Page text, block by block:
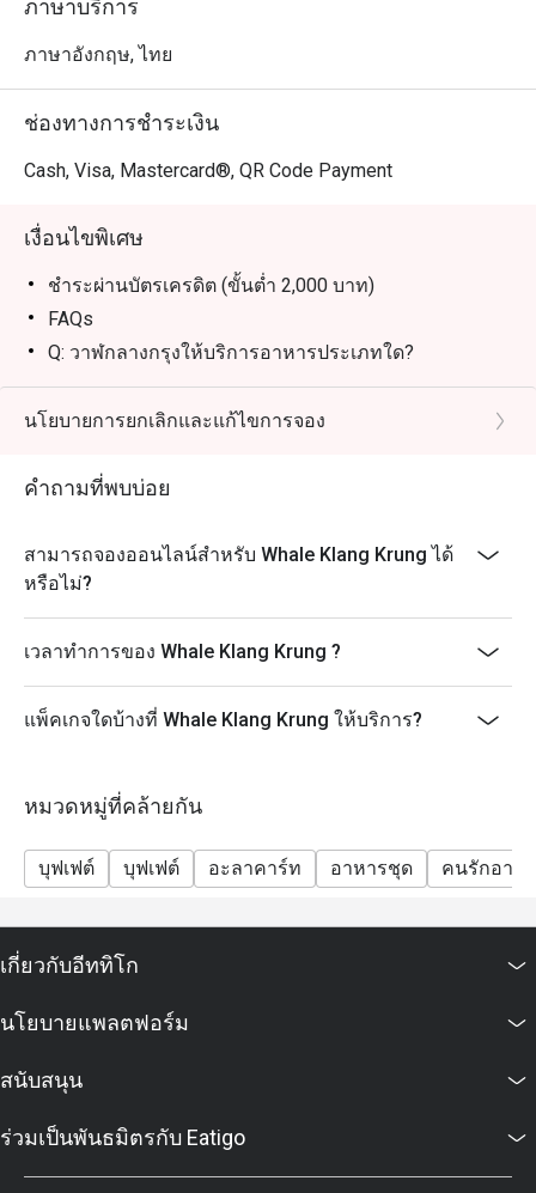
ร้านขึ้นชื่อเรื่องความสดของวัตถุดิบ โดยเฉพาะ กุ้งไซส์ใหญ่
เด้งสด, ปลาหิมะนึ่งซีอิ๊ว, และเมนูเด่นอย่าง แกงส้มแป๊ะซะ
สำหรับคนไม่อยากแกะเอง
เหมาะสำหรับคนพื้นที่ที่มองหาบุฟเฟต์ซีฟู้ดคุณภาพ คุ้ม
เหมาะสำหรับนักท่องเที่ยวที่ต้องการมื้ออร่อย เดินทางง่าย
และได้สัมผัสประสบการณ์ซีฟู้ดแบบจัดเต็มในเมือง
“การจองผ่านแอปหรือเว็บไซต์ Eatigo เป็นวิธีทานอาหารที่
ฉลาดที่สุด เพียงเลือกเวลาที่ต้องการ คุณก็จะได้รับส่วนลด
ภาษาบริการ
ภาษาอังกฤษ, ไทย
ช่องทางการชำระเงิน
Cash, Visa, Mastercard®, QR Code Payment
เงื่อนไขพิเศษ
ชำระผ่านบัตรเครดิต (ขั้นต่ำ 2,000 บาท)
FAQs
Q: วาฬกลางกรุงให้บริการอาหารประเภทใด?
A: ร้านเป็นบุฟเฟต์ซีฟู้ดคุณภาพ เน้นวัตถุดิบสดและเมนู
ไทยยอดนิยม
A: กุ้งไซส์ใหญ่, ปลาหิมะนึ่งซีอิ๊ว, แกงส้มแป๊ะซะกะพง
Q: ที่นี่มี Dress Code ไหม?
A: ไม่มีกฎแต่งกายเป็นพิเศษ แต่งตัวสุภาพและสบายได้
A: ร้านตั้งอยู่ที่ ArounD Lifestyle Station (ปั๊ม ปตท.
รถสาธารณะ
นโยบายการยกเลิกและแก้ไขการจอง
คำถามที่พบบ่อย
สามารถจองออนไลน์สำหรับ Whale Klang Krung ได้
หรือไม่?
เวลาทำการของ Whale Klang Krung ?
แพ็คเกจใดบ้างที่ Whale Klang Krung ให้บริการ?
หมวดหมู่ที่คล้ายกัน
บุฟเฟต์ บุฟเฟต์ อะลาคาร์ท อาหารชุด คนรักอาห
เกี่ยวกับอีททิโก
นโยบายแพลตฟอร์ม
สนับสนุน
ร่วมเป็นพันธมิตรกับ Eatigo